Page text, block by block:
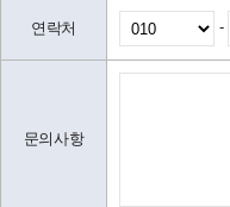
연락처 -
문의사항